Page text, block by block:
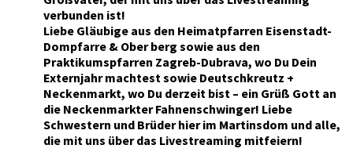
verbunden ist!
Liebe Gläubige aus den Heimatpfarren Eisenstadt-
Dompfarre & Ober berg sowie aus den
Praktikumspfarren Zagreb-Dubrava, wo Du Dein
Externjahr machtest sowie Deutschkreutz +
Neckenmarkt, wo Du derzeit bist – ein Grüß Gott an
die Neckenmarkter Fahnenschwinger! Liebe
Schwestern und Brüder hier im Martinsdom und alle,
die mit uns über das Livestreaming mitfeiern!